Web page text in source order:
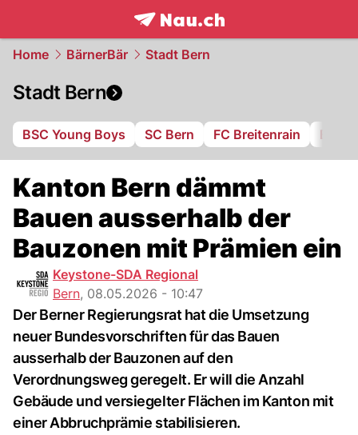
frontpage.NAU.ch
Home BärnerBär Stadt Bern
Stadt Bern
BSC Young Boys SC Bern FC Breitenrain BSV
Kanton Bern dämmt
Bauen ausserhalb der
Bauzonen mit Prämien ein
Keystone-SDA Regional
Bern, 08.05.2026 - 10:47
Der Berner Regierungsrat hat die Umsetzung
neuer Bundesvorschriften für das Bauen
ausserhalb der Bauzonen auf den
Verordnungsweg geregelt. Er will die Anzahl
Gebäude und versiegelter Flächen im Kanton mit
einer Abbruchprämie stabilisieren.